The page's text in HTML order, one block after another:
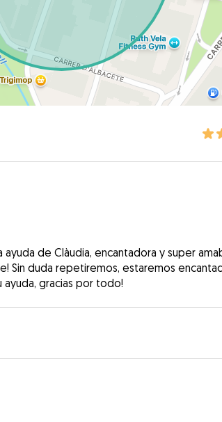
ayuda de Clàudia, encantadora y super
Sin duda repetiremos, estaremos
gracias por todo!